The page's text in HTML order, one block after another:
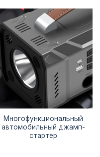
Многофункциональный
автомобильный джамп-
стартер